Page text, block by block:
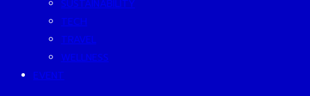
SUSTAINABILITY
TECH
TRAVEL
WELLNESS
EVENT